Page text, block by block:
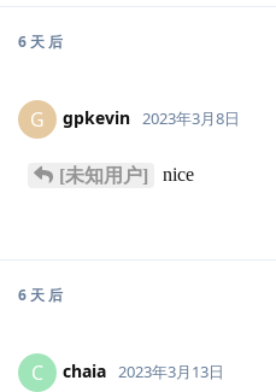
6 天 后
G gpkevin 2023年3月8日
[未知用户] nice
6 天后
C chaia 2023年3月13日